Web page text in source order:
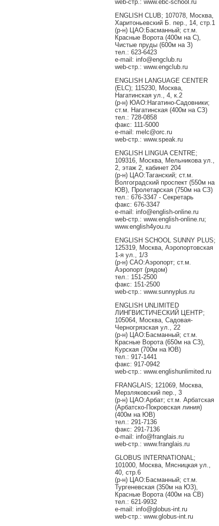
web-стр.: www.ebc-school.ru
ENGLISH CLUB; 107078, Москва,
Харитоньевский Б. пер., 14, стр.1
(р-н) ЦАО:Басманный; ст.м.
Красные Ворота (400м на С),
Чистые пруды (600м на З)
тел.: 623-6423
e-mail: info@engclub.ru
web-стр.: www.engclub.ru
ENGLISH LANGUAGE CENTER
(ELC); 115230, Москва,
Нагатинская ул., 4, к.2
(р-н) ЮАО:Нагатино-Садовники;
ст.м. Нагатинская (400м на СЗ)
тел.: 728-0858
факс: 111-5000
e-mail: melc@orc.ru
web-стр.: www.speak.ru
ENGLISH LINGUA CENTRE;
109316, Москва, Мельникова ул.,
2, этаж 2, кабинет 204
(р-н) ЦАО:Таганский; ст.м.
Волгоградский проспект (550м на
ЮВ), Пролетарская (750м на СЗ)
тел.: 676-3347 - Секретарь
факс: 676-3347
e-mail: info@english-online.ru
web-стр.: www.english-online.ru;
www.english4you.ru
ENGLISH SCHOOL SUNNY PLUS;
125319, Москва, Аэропортовская
1-я ул., 1/3
(р-н) САО:Аэропорт; ст.м.
Аэропорт (рядом)
тел.: 151-2500
факс: 151-2500
web-стр.: www.sunnyplus.ru
ENGLISH UNLIMITED
ЛИНГВИСТИЧЕСКИЙ ЦЕНТР;
105064, Москва, Садовая-
Черногрязская ул., 22
(р-н) ЦАО:Басманный; ст.м.
Красные Ворота (650м на СЗ),
Курская (700м на ЮВ)
тел.: 917-1441
факс: 917-0942
web-стр.: www.englishunlimited.ru
FRANGLAIS; 121069, Москва,
Мерзляковский пер., 3
(р-н) ЦАО:Арбат; ст.м. Арбатская
(Арбатско-Покровская линия)
(400м на ЮВ)
тел.: 291-7136
факс: 291-7136
e-mail: info@franglais.ru
web-стр.: www.franglais.ru
GLOBUS INTERNATIONAL;
101000, Москва, Мясницкая ул.,
40, стр.6
(р-н) ЦАО:Басманный; ст.м.
Тургеневская (350м на ЮЗ),
Красные Ворота (400м на СВ)
тел.: 621-9932
e-mail: info@globus-int.ru
web-стр.: www.globus-int.ru